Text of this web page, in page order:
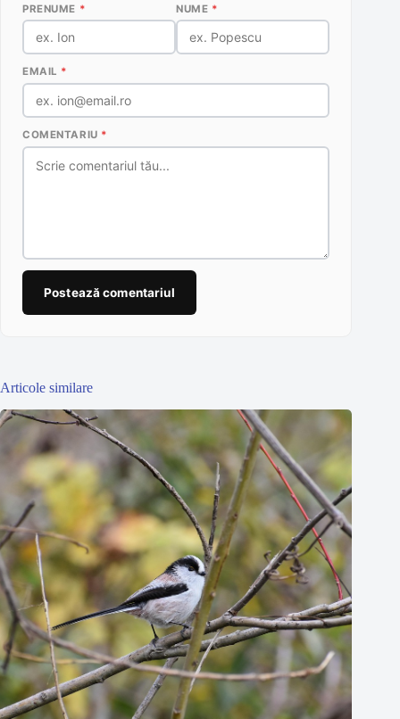
PRENUME * NUME *
EMAIL *
COMENTARIU *
Postează comentariul
Articole similare